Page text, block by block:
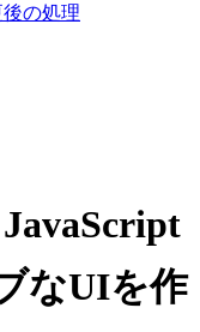
の処理
なUIを作